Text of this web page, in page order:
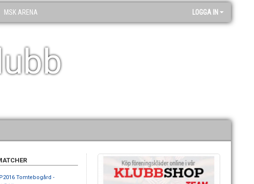
MSK ARENA LOGGA IN
Tomtebogård -